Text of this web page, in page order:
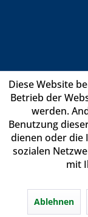
Diese Website
Betrieb der
werden.
Benutzung
dienen oder die
sozialen
mit
Ablehnen